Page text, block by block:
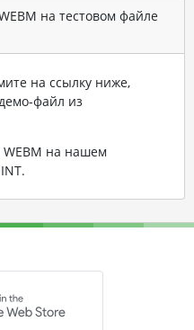
на тестовом файле
на ссылку ниже,
файл из
WEBM на нашем
.